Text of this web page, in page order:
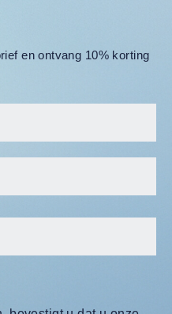
en ontvang 10% korting